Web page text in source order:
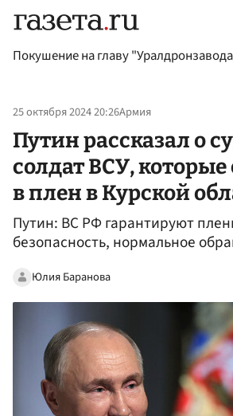
Покушение на главу
25 октября 2024 20:26Армия
Путин рассказал о
солдат ВСУ,
в плен в Курской
Путин: ВС РФ гарантируют
безопасность, нормальное
Юлия Баранова